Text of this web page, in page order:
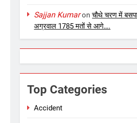
Sajjan Kumaronचौथे चरण में
अग्रवाल 1785 मतों से आगे….
Top Categories
Accident